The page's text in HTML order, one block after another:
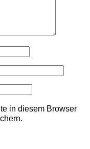
in diesem Browser